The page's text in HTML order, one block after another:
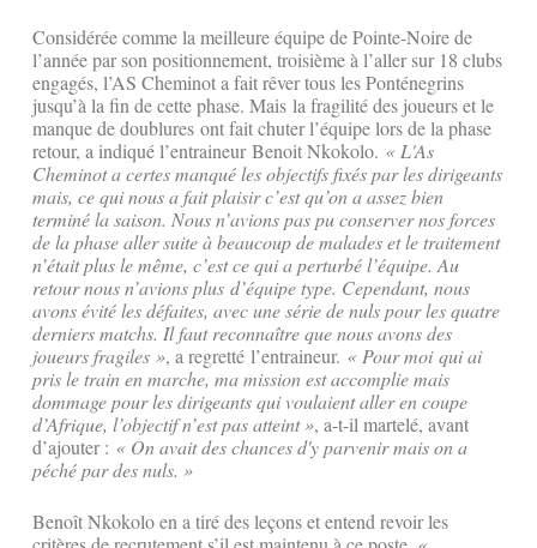
Considérée comme la meilleure équipe de Pointe-Noire de
l’année par son positionnement, troisième à l’aller sur 18 clubs
engagés, l’AS Cheminot a fait rêver tous les Ponténegrins
jusqu’à la fin de cette phase. Mais la fragilité des joueurs et le
manque de doublures ont fait chuter l’équipe lors de la phase
retour, a indiqué l’entraineur Benoit Nkokolo. « L'As
Cheminot a certes manqué les objectifs fixés par les dirigeants
mais, ce qui nous a fait plaisir c’est qu’on a assez bien
terminé la saison. Nous n’avions pas pu conserver nos forces
de la phase aller suite à beaucoup de malades et le traitement
n’était plus le même, c’est ce qui a perturbé l’équipe. Au
retour nous n’avions plus d’équipe type. Cependant, nous
avons évité les défaites, avec une série de nuls pour les quatre
derniers matchs. Il faut reconnaître que nous avons des
joueurs fragiles », a regretté l’entraineur. « Pour moi qui ai
pris le train en marche, ma mission est accomplie mais
dommage pour les dirigeants qui voulaient aller en coupe
d’Afrique, l’objectif n’est pas atteint », a-t-il martelé, avant
d’ajouter : « On avait des chances d'y parvenir mais on a
péché par des nuls. »
Benoît Nkokolo en a tiré des leçons et entend revoir les